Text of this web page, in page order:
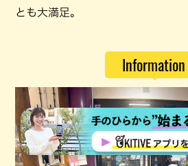
とも大満足。
Information